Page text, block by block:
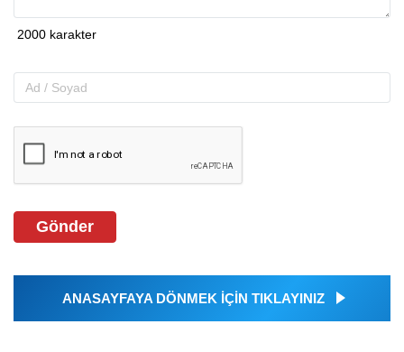
Gönder
ANASAYFAYA DÖNMEK İÇİN TIKLAYINIZ